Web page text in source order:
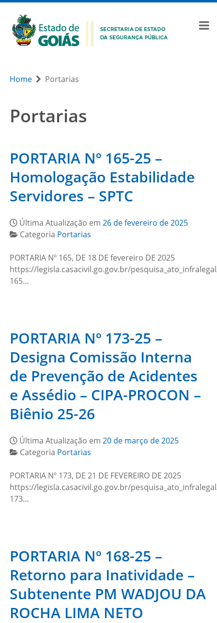
Home Portarias
Portarias
PORTARIA Nº 165-25 –
Homologação Estabilidade
Servidores – SPTC
Última Atualização em 26 de fevereiro de 2025
Categoria Portarias
PORTARIA Nº 165, DE 18 DE fevereiro DE 2025
https://legisla.casacivil.go.gov.br/
165…
PORTARIA Nº 173-25 –
Designa Comissão Interna
de Prevenção de Acidentes
e Assédio – CIPA-PROCON –
Biênio 25-26
Última Atualização em 20 de março de 2025
Categoria Portarias
PORTARIA Nº 173, DE 21 DE FEVEREIRO DE 2025
https://legisla.casacivil.go.gov.br/
173…
PORTARIA Nº 168-25 –
Retorno para Inatividade –
Subtenente PM WADJOU DA
ROCHA LIMA NETO